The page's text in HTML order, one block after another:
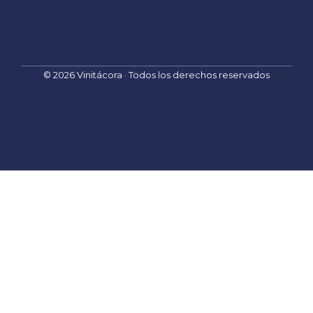
© 2026 Vinitácora · Todos los derechos reservados